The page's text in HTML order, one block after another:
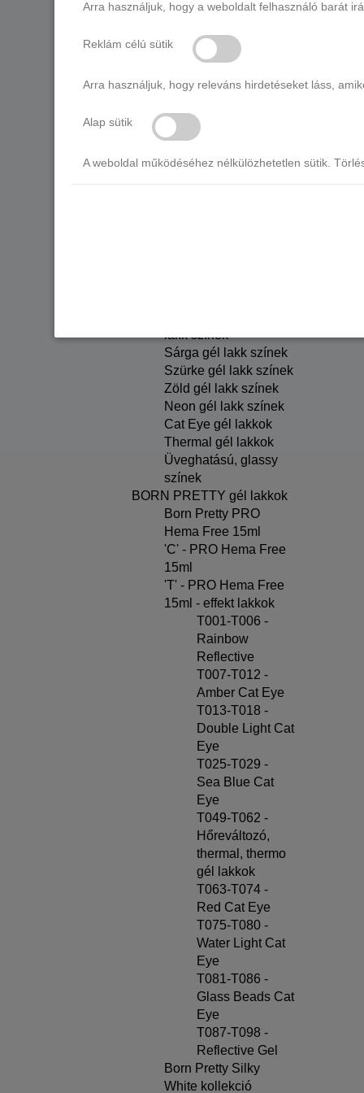
lakkok
Minden REFLECTIVE
gél lakk
Barna gél lakk színek
Fehér gél lakk színek
Fekete gél lakk színek
Kék gél lakk színek
lakk színek
Sárga gél lakk színek
Szürke gél lakk színek
Zöld gél lakk színek
Neon gél lakk színek
Cat Eye gél lakkok
Thermal gél lakkok
Üveghatású, glassy
színek
BORN PRETTY gél lakkok
Born Pretty PRO
Hema Free 15ml
'C' - PRO Hema Free
15ml
'T' - PRO Hema Free
15ml - effekt lakkok
T001-T006 -
Rainbow
Reflective
T007-T012 -
Amber Cat Eye
T013-T018 -
Double Light Cat
Eye
T025-T029 -
Sea Blue Cat
Eye
T049-T062 -
Hőreváltozó,
thermal, thermo
gél lakkok
T063-T074 -
Red Cat Eye
T075-T080 -
Water Light Cat
Eye
T081-T086 -
Glass Beads Cat
Eye
T087-T098 -
Reflective Gel
Born Pretty Silky
White kollekció
Arra használjuk, hogy a weboldalt felhasználó barát
Reklám célú sütik
Arra használjuk, hogy releváns hirdetéseket láss,
Alap sütik
A weboldal működéséhez nélkülözhetetlen sütik.